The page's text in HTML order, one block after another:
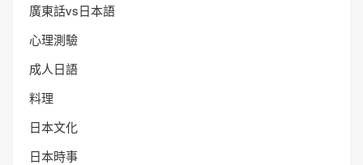
廣東話vs日本語
心理測驗
成人日語
料理
日本文化
日本時事